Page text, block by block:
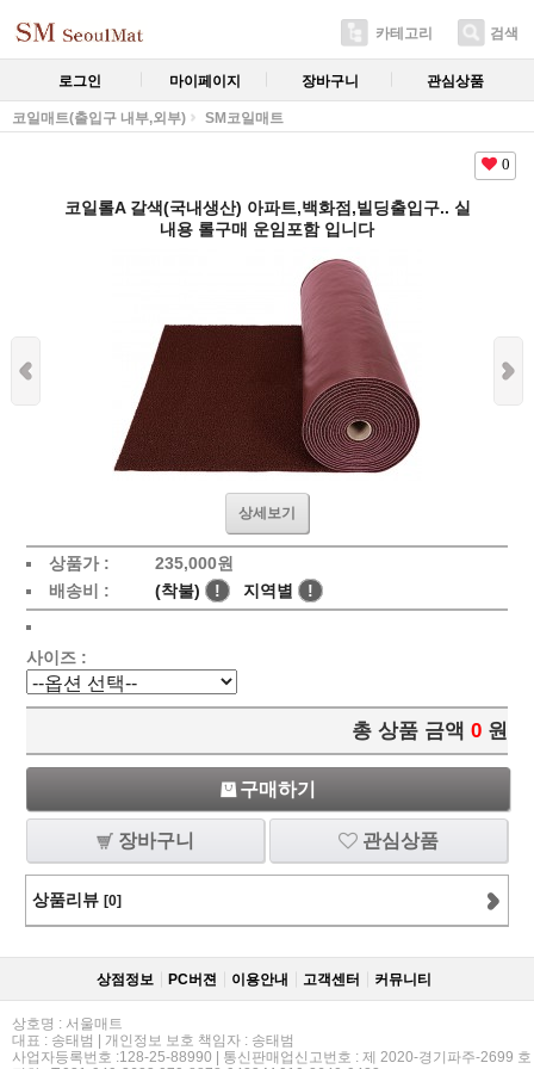
카테고리 검색
로그인 마이페이지 장바구니 관심상품
코일매트(출입구 내부,외부) SM코일매트
0
코일롤A 갈색(국내생산) 아파트,백화점,빌딩출입구.. 실
내용 롤구매 운임포함 입니다
상세보기
상품가 : 235,000원
배송비 :
(착불) ! 지역별 !
사이즈 :
총 상품 금액 0 원
구매하기
장바구니 관심상품
상품리뷰 [0]
상점정보 PC버젼 이용안내 고객센터 커뮤니티
상호명 : 서울매트
대표 : 송태범 | 개인정보 보호 책임자 : 송태범
사업자등록번호 :128-25-88990 | 통신판매업신고번호 : 제 2020-경기파주-2699 호